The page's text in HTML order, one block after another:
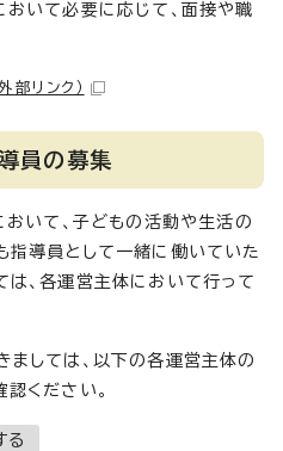
おいて必要に応じて、面接や職
外部リンク）
員の募集
おいて、子どもの活動や生活の
指導員として一緒に働いていた
は、各運営主体において行って
ましては、以下の各運営主体の
ください。
る